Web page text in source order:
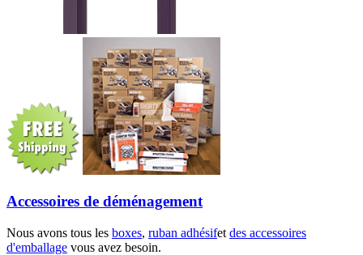
Accessoires de déménagement
Nous avons tous les boxes, ruban adhésifet des accessoires
d'emballage vous avez besoin.